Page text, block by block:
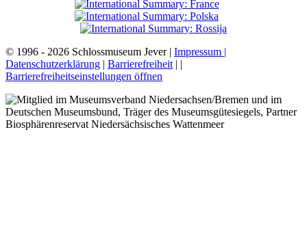
© 1996 - 2026 Schlossmuseum Jever | Impressum |
Datenschutzerklärung | Barrierefreiheit | |
Barrierefreiheitseinstellungen öffnen